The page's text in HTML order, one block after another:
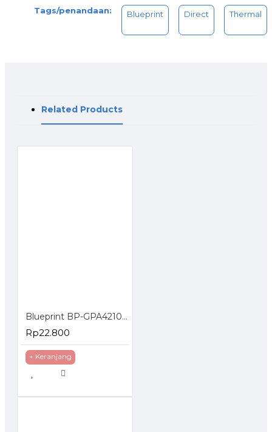
Tags/penandaan: Blueprint Direct Thermal
Related Products
Blueprint BP-GPA4210 Polos Photo Paper A4 Anggrek
Rp22.800
+ Keranjang